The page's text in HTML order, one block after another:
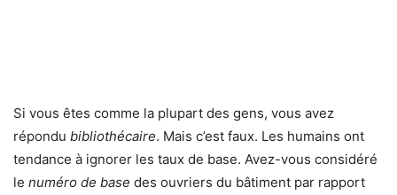
Si vous êtes comme la plupart des gens, vous avez
répondu bibliothécaire. Mais c’est faux. Les humains ont
tendance à ignorer les taux de base. Avez-vous considéré
le numéro de base des ouvriers du bâtiment par rapport